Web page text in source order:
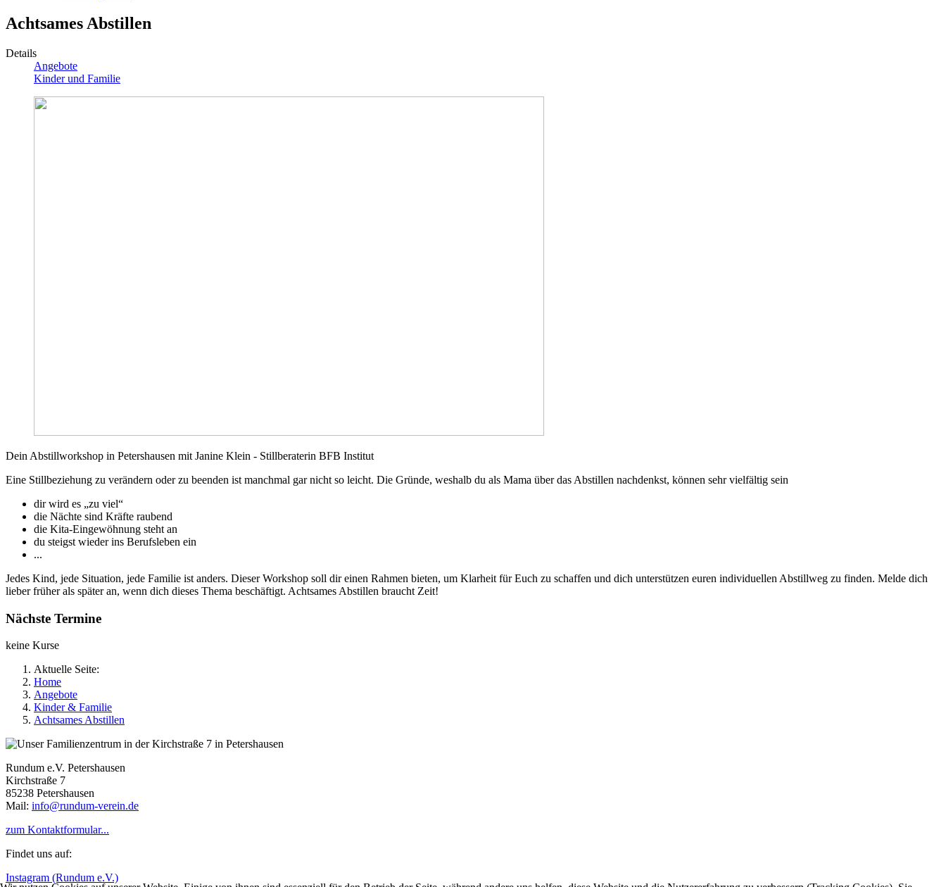
Achtsames Abstillen
Details
Angebote
Kinder und Familie
Dein Abstillworkshop in Petershausen mit Janine Klein - Stillberaterin BFB Institut
Eine Stillbeziehung zu verändern oder zu beenden ist manchmal gar nicht so leicht. Die Gründe, weshalb du als Mama über das Abstillen nachdenkst, können sehr vielfältig sein
dir wird es „zu viel“
die Nächte sind Kräfte raubend
die Kita-Eingewöhnung steht an
du steigst wieder ins Berufsleben ein
...
Jedes Kind, jede Situation, jede Familie ist anders. Dieser Workshop soll dir einen Rahmen bieten, um Klarheit für Euch zu schaffen und dich unterstützen euren individuellen Abstillweg zu finden. Melde dich
lieber früher als später an, wenn dich dieses Thema beschäftigt. Achtsames Abstillen braucht Zeit!
Nächste Termine
keine Kurse
Aktuelle Seite:
Home
Angebote
Kinder & Familie
Achtsames Abstillen
Rundum e.V. Petershausen
Kirchstraße 7
85238 Petershausen
Mail: info@rundum-verein.de
zum Kontaktformular...
Findet uns auf:
Instagram (Rundum e.V.)